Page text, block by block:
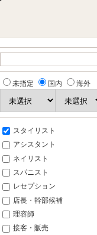
未指定 国内 海外
スタイリスト
アシスタント
ネイリスト
スパニスト
レセプション
店長・幹部候補
理容師
接客・販売